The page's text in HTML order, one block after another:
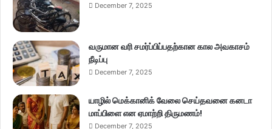
December 7, 2025
வருமான வரி சமர்ப்பிப்பதற்கான கால அவகாசம்
நீடிப்பு
December 7, 2025
யாழில் மெக்கானிக் வேலை செய்தவனை கனடா
மாப்பிளை என ஏமாற்றி திருமணம்!
December 7, 2025